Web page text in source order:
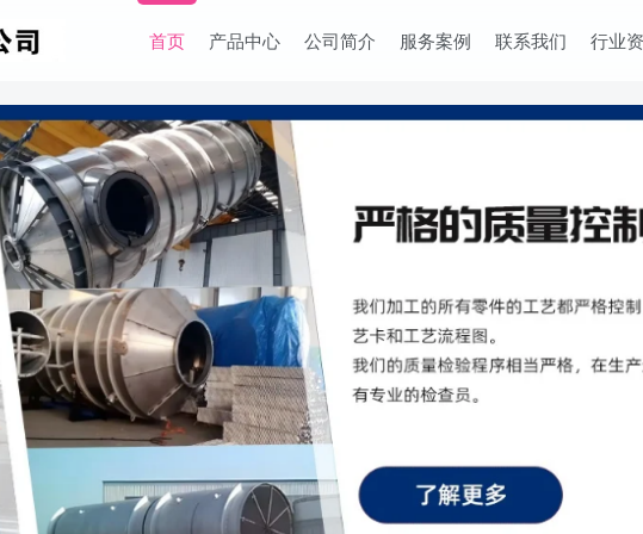
首页 产品中心 公司简介 服务案例 联系我们 行业